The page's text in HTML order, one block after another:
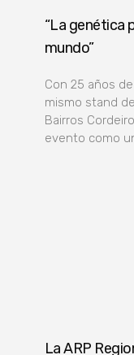
“La genética
mundo”
Con 25 años
mismo stand
Bairros
evento como
La ARP